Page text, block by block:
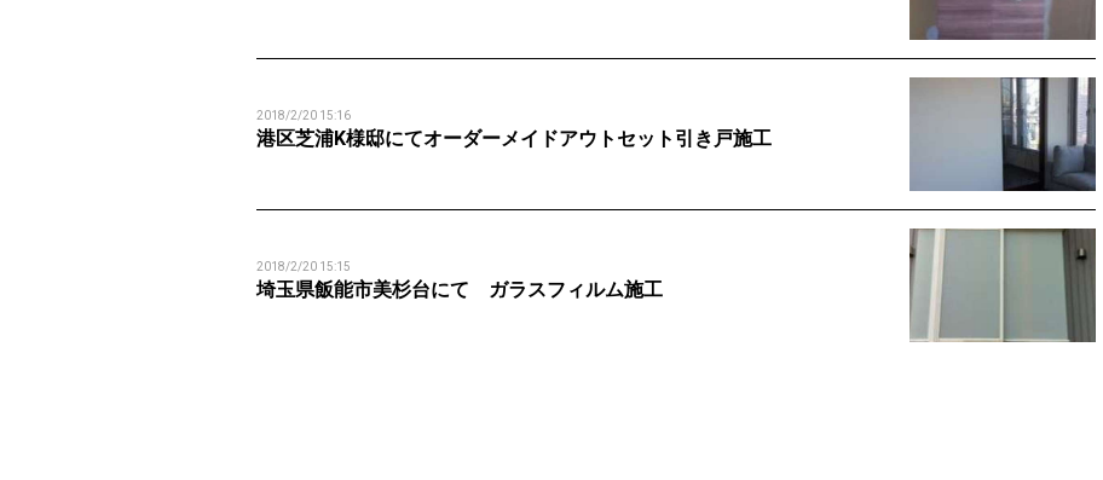
2018/2/20 15:16
港区芝浦K様邸にてオーダーメイドアウトセット引き戸施工
2018/2/20 15:15
埼玉県飯能市美杉台にて ガラスフィルム施工